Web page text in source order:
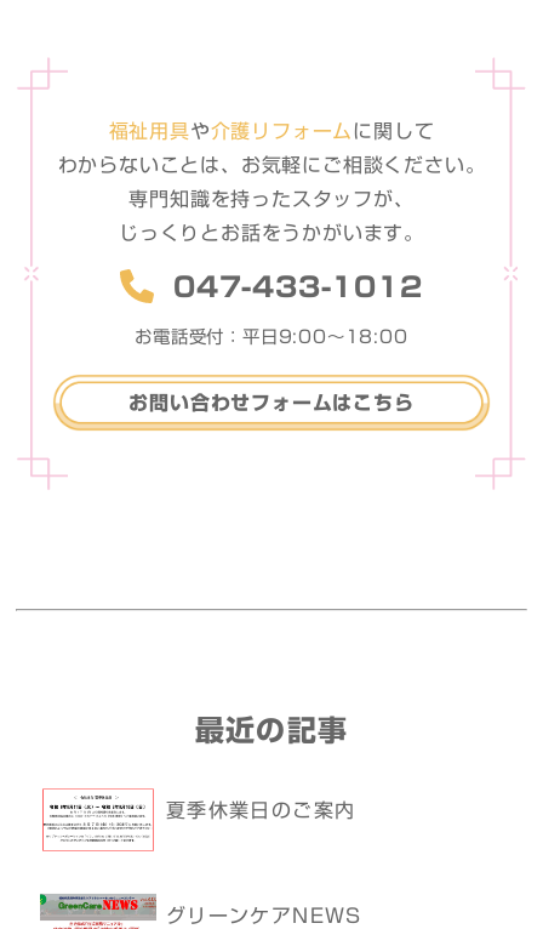
福祉用具や介護リフォーム に関して
わからないことは、お気軽に ご相談ください。
専門知識を持ったスタッフが、
じっくりとお話をうかがいます。
047-433-1012
お電話受付：平日9:00〜18:00
お問い合わせフォームはこちら
最近の記事
夏季休業日のご案内
グリーンケアNEWS